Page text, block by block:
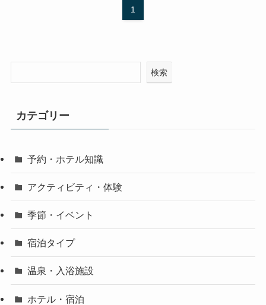
1
検索
カテゴリー
予約・ホテル知識
アクティビティ・体験
季節・イベント
宿泊タイプ
温泉・入浴施設
ホテル・宿泊